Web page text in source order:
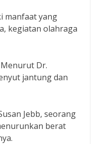
manfaat yang
kegiatan olahraga
Dr.
jantung dan
Jebb, seorang
berat